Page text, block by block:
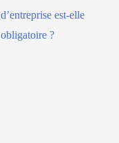
d’entreprise est-elle
obligatoire ?